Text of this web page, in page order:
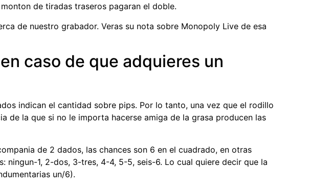
de tiradas traseros pagaran el doble.
de nuestro grabador. Veras su nota sobre Monopoly Live de esa
caso de que adquieres un
indican el cantidad sobre pips. Por lo tanto, una vez que el rodillo
de la que si no le importa hacerse amiga de la grasa producen las
de 2 dados, las chances son 6 en el cuadrado, en otras
ningun-1, 2-dos, 3-tres, 4-4, 5-5, seis-6. Lo cual quiere decir que la
un/6).